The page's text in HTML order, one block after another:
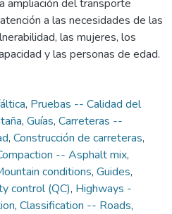
ampliación del transporte
a las necesidades de las
las mujeres, los
y las personas de edad.
, Pruebas -- Calidad del
, Guías, Carreteras --
, Construcción de carreteras,
-- Asphalt mix,
conditions, Guides,
control (QC), Highways -
, Classification -- Roads,